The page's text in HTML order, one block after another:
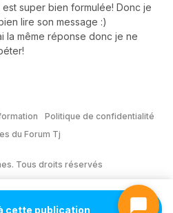
super bien formulée! Donc je
lire son message :)
la même réponse donc je ne
cette publication
Politique de confidentialité
du Forum Tj
Tous droits réservés